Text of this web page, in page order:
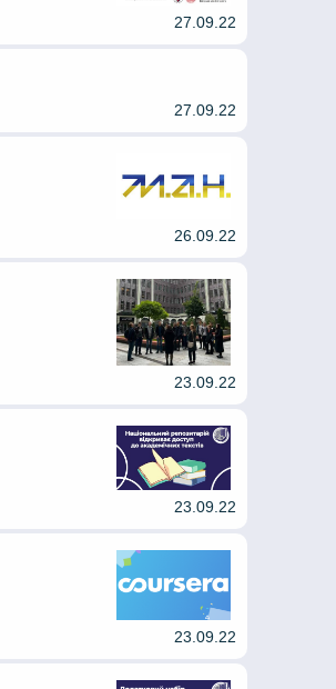
27.09.22
27.09.22
26.09.22
23.09.22
23.09.22
23.09.22